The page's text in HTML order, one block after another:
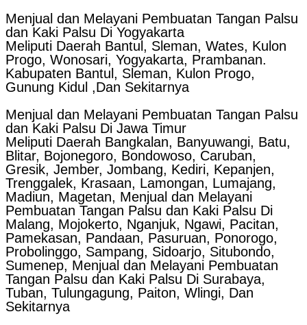
Menjual dan Melayani Pembuatan Tangan Palsu
dan Kaki Palsu Di Yogyakarta
Meliputi Daerah Bantul, Sleman, Wates, Kulon
Progo, Wonosari, Yogyakarta, Prambanan.
Kabupaten Bantul, Sleman, Kulon Progo,
Gunung Kidul ,Dan Sekitarnya
Menjual dan Melayani Pembuatan Tangan Palsu
dan Kaki Palsu Di Jawa Timur
Meliputi Daerah Bangkalan, Banyuwangi, Batu,
Blitar, Bojonegoro, Bondowoso, Caruban,
Gresik, Jember, Jombang, Kediri, Kepanjen,
Trenggalek, Krasaan, Lamongan, Lumajang,
Madiun, Magetan, Menjual dan Melayani
Pembuatan Tangan Palsu dan Kaki Palsu Di
Malang, Mojokerto, Nganjuk, Ngawi, Pacitan,
Pamekasan, Pandaan, Pasuruan, Ponorogo,
Probolinggo, Sampang, Sidoarjo, Situbondo,
Sumenep, Menjual dan Melayani Pembuatan
Tangan Palsu dan Kaki Palsu Di Surabaya,
Tuban, Tulungagung, Paiton, Wlingi, Dan
Sekitarnya